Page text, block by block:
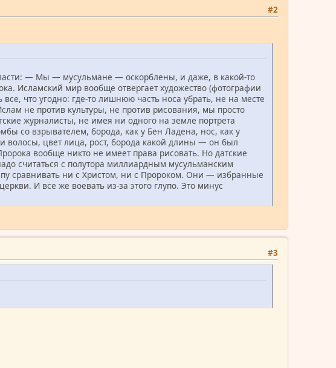
#2
— Мы — мусульмане — оскорблены, и даже, в какой-то
Исламский мир вообще отвергает художество (фотографии
что угодно: где-то лишнюю часть носа убрать, не на месте
не против культуры, не против рисования, мы просто
журналисты, не имея ни одного на земле портрета
со взрывателем, борода, как у Бен Ладена, нос, как у
волосы, цвет лица, рост, борода какой длины — он был
вообще никто не имеет права рисовать. Но датские
считаться с полутора миллиардным мусульманским
сравнивать ни с Христом, ни с Пророком. Они — избранные
И все же воевать из-за этого глупо. Это минус
#3